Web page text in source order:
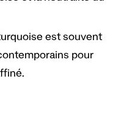
est souvent
pour